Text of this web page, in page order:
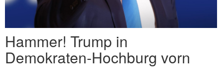
Hammer! Trump in
Demokraten-Hochburg vorn